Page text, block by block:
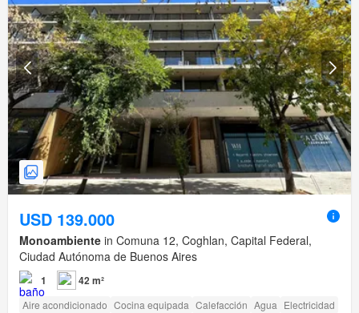
USD 139.000
Monoambiente in Comuna 12, Coghlan, Capital Federal,
Ciudad Autónoma de Buenos Aires
1 42 m²
Aire acondicionado Cocina equipada Calefacción Agua Electricidad